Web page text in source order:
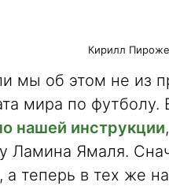
Кирилл
мы об этом не из
мира по футболу.
нашей инструкции
Ламина Ямаля.
теперь в тех же